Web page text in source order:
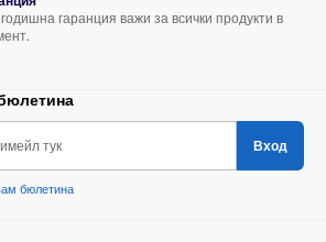
гаранция важи за всички продукти в
тук Вход
бюлетина